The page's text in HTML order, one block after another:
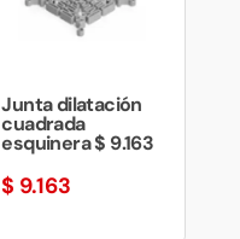
Junta dilatación
cuadrada
esquinera $ 9.163
$ 9.163